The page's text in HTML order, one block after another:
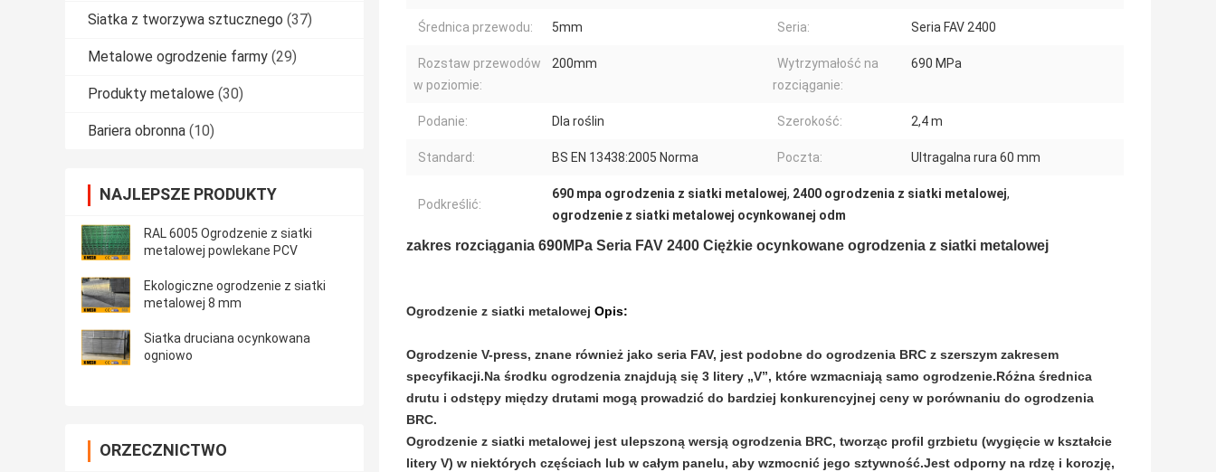
Siatka z tworzywa sztucznego (37)
Metalowe ogrodzenie farmy (29)
Produkty metalowe (30)
Bariera obronna (10)
NAJLEPSZE PRODUKTY
RAL 6005 Ogrodzenie z siatki
metalowej powlekane PCV
Ekologiczne ogrodzenie z siatki
metalowej 8 mm
Siatka druciana ocynkowana
ogniowo
ORZECZNICTWO
Średnica przewodu: 5mm Seria: Seria FAV 2400
Rozstaw przewodów
w poziomie:
200mm
Wytrzymałość na
rozciąganie:
690 MPa
Podanie: Dla roślin Szerokość: 2,4 m
Standard: BS EN 13438:2005 Norma Poczta: Ultragalna rura 60 mm
Podkreślić:
690 mpa ogrodzenia z siatki metalowej, 2400 ogrodzenia z siatki metalowej,
ogrodzenie z siatki metalowej ocynkowanej odm
zakres rozciągania 690MPa Seria FAV 2400 Ciężkie ocynkowane ogrodzenia z siatki metalowej
Ogrodzenie z siatki metalowej Opis:
Ogrodzenie V-press, znane również jako seria FAV, jest podobne do ogrodzenia BRC z szerszym zakresem
specyfikacji.Na środku ogrodzenia znajdują się 3 litery „V”, które wzmacniają samo ogrodzenie.Różna średnica
drutu i odstępy między drutami mogą prowadzić do bardziej konkurencyjnej ceny w porównaniu do ogrodzenia
BRC.
Ogrodzenie z siatki metalowej jest ulepszoną wersją ogrodzenia BRC, tworząc profil grzbietu (wygięcie w kształcie
litery V) w niektórych częściach lub w całym panelu, aby wzmocnić jego sztywność.Jest odporny na rdzę i korozję,